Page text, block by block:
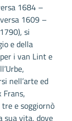
1684 –
1609 –
si
e della
i van Lint e
nell’arte ed
e soggiornò
sua vita, dove